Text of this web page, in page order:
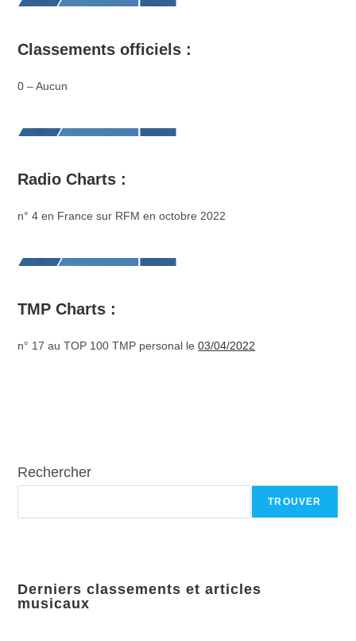
Classements officiels :
0 – Aucun
Radio Charts :
n° 4 en France sur RFM en octobre 2022
TMP Charts :
n° 17 au TOP 100 TMP personal le03/04/2022
Rechercher
TROUVER
Derniers classements et articles
musicaux